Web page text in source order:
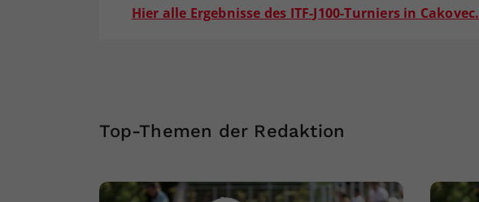
Hier alle Ergebnisse des ITF-J100-Turniers in Cakovec.
Top-Themen der Redaktion